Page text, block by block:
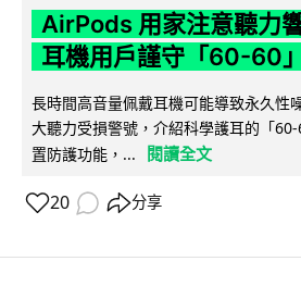
AirPods 用家注意聽力
耳機用戶謹守「60-60
長時間高音量佩戴耳機可能導致永久性
大聽力受損警號，介紹科學護耳的「
置防護功能，...
閱讀全文
20 分享